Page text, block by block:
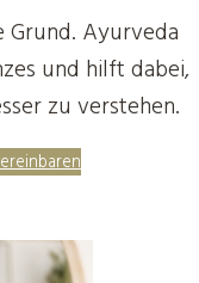
Grund. Ayurveda
und hilft dabei,
zu verstehen.